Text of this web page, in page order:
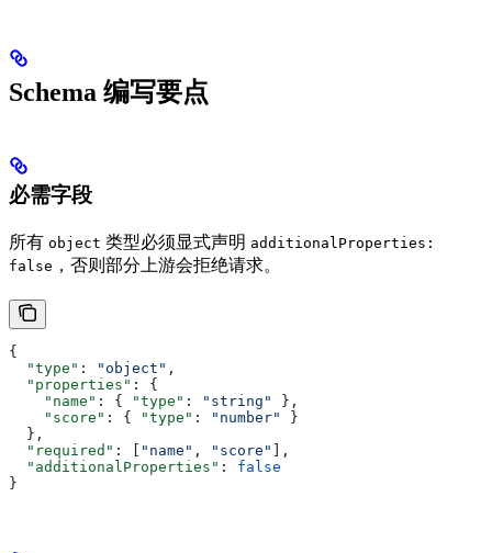
Schema 编写要点
必需字段
所有 object 类型必须显式声明 additionalProperties:
false ，否则部分上游会拒绝请求。
{
  "type"
: "object" ,
  "properties"
: {
    "name"
: { "type" : "string"
},
    "score"
: { "type" : "number"
}
  },
  "required"
: [ "name" , "score"
],
  "additionalProperties"
: false
}